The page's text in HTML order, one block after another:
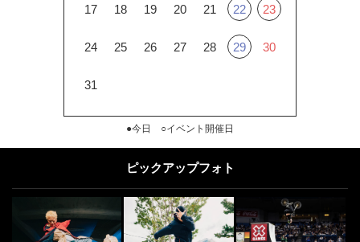
17 18 19 20 21 22 23
24 25 26 27 28 29 30
31
●今日 ○イベント開催日
ピックアップフォト